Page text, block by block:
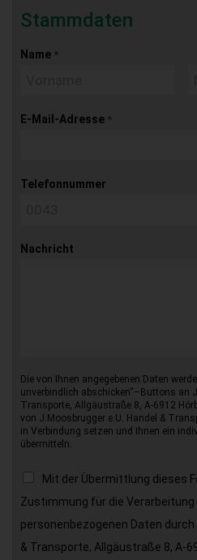
Stammdaten
Name *
E-Mail-Adresse *
Telefonnummer
Nachricht
Die von Ihnen angegebenen Daten
unverbindlich abschicken“–Buttons an
Transporte, Allgäustraße 8, A-6912
von J.Moosbrugger e.U. Handel &
in Verbindung setzen und Ihnen ein
übermitteln.
Mit der Übermittlung dieses
Zustimmung für die Verarbeitung
personenbezogenen Daten durch
& Transporte, Allgäustraße 8, A-